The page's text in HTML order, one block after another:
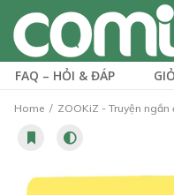
FAQ – HỎI & ĐÁP
Home ZOOKiZ - Truyện ngắn